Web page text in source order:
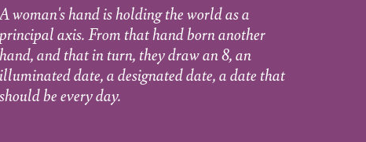
A woman's hand is holding the world as a
principal axis. From that hand born another
hand, and that in turn, they draw an 8, an
illuminated date, a designated date, a date that
should be every day.